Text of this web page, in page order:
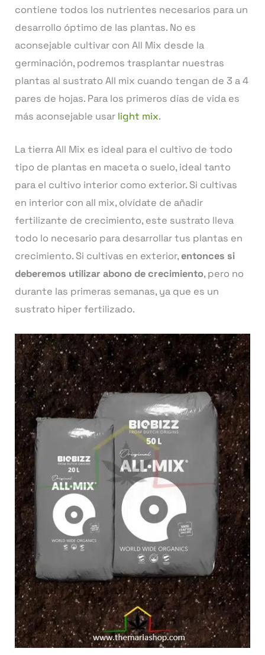
contiene todos los nutrientes necesarios para un
desarrollo óptimo de las plantas. No es
aconsejable cultivar con All Mix desde la
germinación, podremos trasplantar nuestras
plantas al sustrato All mix cuando tengan de 3 a 4
pares de hojas. Para los primeros días de vida es
más aconsejable usar light mix.
La tierra All Mix es ideal para el cultivo de todo
tipo de plantas en maceta o suelo, ideal tanto
para el cultivo interior como exterior. Si cultivas
en interior con all mix, olvídate de añadir
fertilizante de crecimiento, este sustrato lleva
todo lo necesario para desarrollar tus plantas en
crecimiento. Si cultivas en exterior,entonces si
deberemos utilizar abono de crecimiento, pero no
durante las primeras semanas, ya que es un
sustrato hiper fertilizado.